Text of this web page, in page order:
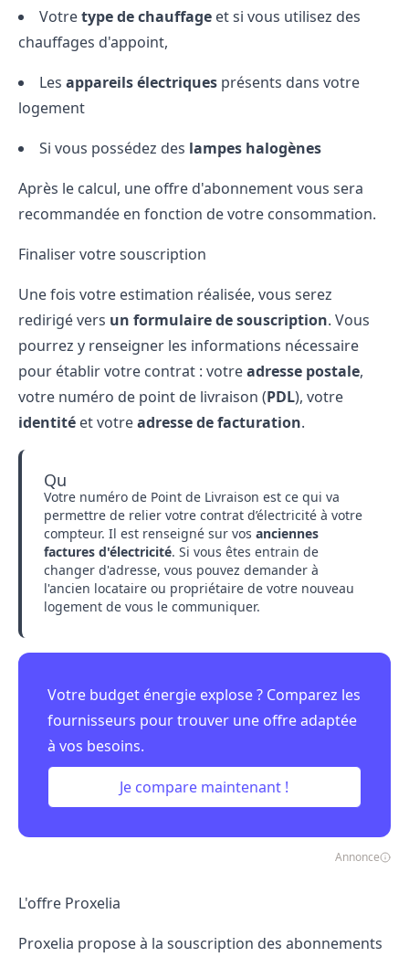
Votretype de chauffage et si vous utilisez des
chauffages d'appoint,
Les appareils électriques présents dans votre
logement
Si vous possédez des lampes halogènes
Après le calcul, une offre d'abonnementvous sera
recommandée en fonction de votre consommation.
Finaliser votre souscription
Une fois votre estimation réalisée, vous serez
redirigé vers un formulaire de souscription. Vous
pourrez y renseigner les informations nécessaire
pour établir votre contrat : votreadresse postale,
votre numéro de point de livraison (PDL), votre
identité et votreadresse de facturation.
Qu
Votre numéro de Point de Livraison est ce qui va
permettre de relier votre contrat d’électricité à votre
compteur. Il est renseigné sur vos anciennes
factures d'électricité. Si vous êtes entrain de
changer d'adresse, vous pouvez demander à
l'ancien locataire ou propriétaire de votre nouveau
logement de vous le communiquer.
Votre budget énergie explose ? Comparez les
fournisseurs pour trouver une offre adaptée
à vos besoins.
Je compare maintenant !
Annonce
L'offre Proxelia
Proxelia propose à la souscription des abonnements